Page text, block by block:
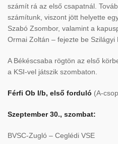
számít rá az első csapatnál.
számítunk, viszont jött helyette
Szabó Zsombor, valamint a
Ormai Zoltán – fejezte be Szilágyi
A Békéscsaba rögtön az első
a KSI-vel játszik szombaton.
Férfi Ob I/b, első forduló (A-
Szeptember 30., szombat:
BVSC-Zugló – Ceglédi VSE